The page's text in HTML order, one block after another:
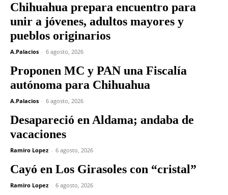
Chihuahua prepara encuentro para
unir a jóvenes, adultos mayores y
pueblos originarios
A.Palacios - 6 agosto, 2026
Proponen MC y PAN una Fiscalía
autónoma para Chihuahua
A.Palacios - 6 agosto, 2026
Desapareció en Aldama; andaba de
vacaciones
Ramiro Lopez - 6 agosto, 2026
Cayó en Los Girasoles con “cristal”
Ramiro Lopez - 6 agosto, 2026